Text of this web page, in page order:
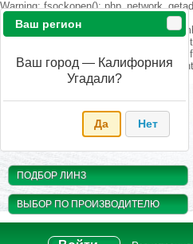
Warning: fsockopen():
or service not known in
/home/s/sanaevkf/opticfree.ru/
Warning: fsockopen(): unable to
(php_network_getaddresses:
in /home/s/sanaevkf/opticfree.ru/
Магазин
ЛИНЗ
ПОДБОР ЛИНЗ
ВЫБОР ПО ПРОИЗВОДИТЕЛЮ
Ваш регион
Ваш город — Калифорния
Угадали?
Да Нет